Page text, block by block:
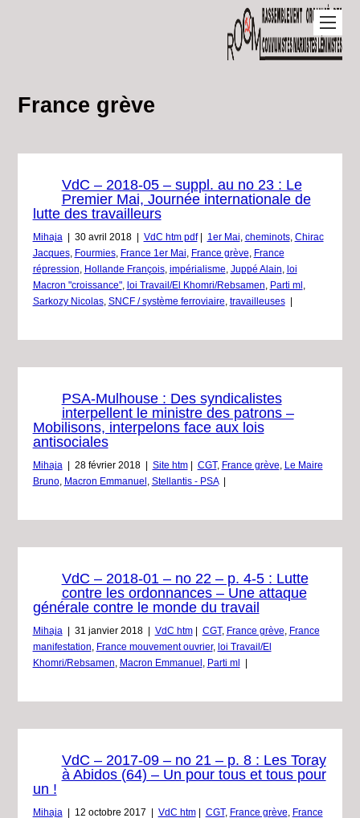
France grève
VdC – 2018-05 – suppl. au no 23 : Le
Premier Mai, Journée internationale de
lutte des travailleurs
Mihaja 30 avril 2018 VdC htm pdf 1er Mai cheminots, Chirac
Jacques, Fourmies, France 1er Mai France grève
France
répression
Hollande François, impérialisme Juppé Alain
loi
Macron "croissance", loi Travail/El Khomri/Rebsamen Parti ml
Sarkozy Nicolas, SNCF / système ferroviaire travailleuses
PSA-Mulhouse : Des syndicalistes
interpellent le ministre des patrons –
Mobilisons, interpelons face aux lois
antisociales
Mihaja 28 février 2018 Site htm CGT, France grève
Le Maire
Bruno, Macron Emmanuel Stellantis - PSA
VdC – 2018-01 – no 22 – p. 4-5 : Lutte
contre les ordonnances – Une attaque
générale contre le monde du travail
Mihaja 31 janvier 2018 VdC htm CGT, France grève
France
manifestation
France mouvement ouvrier,
loi Travail/El
Khomri/Rebsamen
Macron Emmanuel Parti ml
VdC – 2017-09 – no 21 – p. 8 : Les Toray
à Abidos (64) – Un pour tous et tous pour
un !
Mihaja 12 octobre 2017 VdC htm CGT, France grève
France